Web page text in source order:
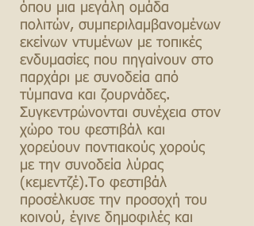
όπου μια μεγάλη ομάδα
πολιτών, συμπεριλαμβανομένων
εκείνων ντυμένων με τοπικές
ενδυμασίες που πηγαίνουν στο
παρχάρι με συνοδεία από
τύμπανα και ζουρνάδες.
Συγκεντρώνονται συνέχεια στον
χώρο του φεστιβάλ και
χορεύουν ποντιακούς χορούς
με την συνοδεία λύρας
(κεμεντζέ).Το φεστιβάλ
προσέλκυσε την προσοχή του
κοινού, έγινε δημοφιλές και